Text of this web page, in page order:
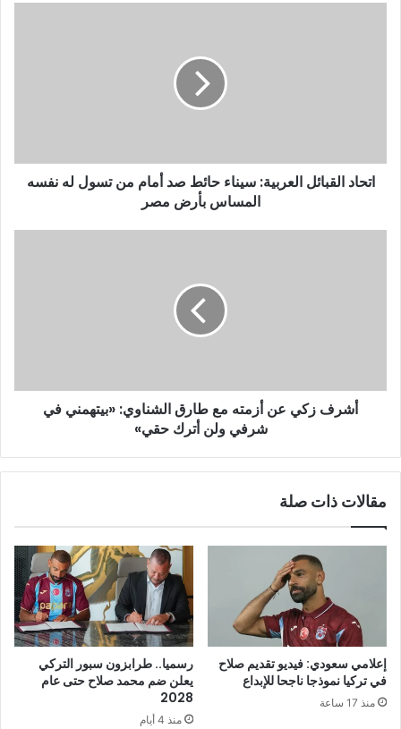
اتحاد القبائل العربية: سيناء حائط صد أمام من تسول له نفسه
المساس بأرض مصر
أشرف زكي عن أزمته مع طارق الشناوي: «بيتهمني في
شرفي ولن أترك حقي»
مقالات ذات صلة
إعلامي سعودي: فيديو تقديم صلاح
في تركيا نموذجا ناجحا للإبداع
منذ 17 ساعة
رسميا.. طرابزون سبور التركي
يعلن ضم محمد صلاح حتى عام
2028
منذ 4 أيام